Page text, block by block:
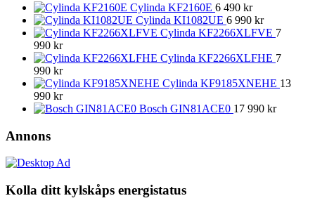
Cylinda KF2160E 6 490 kr
Cylinda KI1082UE 6 990 kr
Cylinda KF2266XLFVE 7
990 kr
Cylinda KF2266XLFHE 7
990 kr
Cylinda KF9185XNEHE 13
990 kr
Bosch GIN81ACE0 17 990 kr
Annons
Kolla ditt kylskåps energistatus